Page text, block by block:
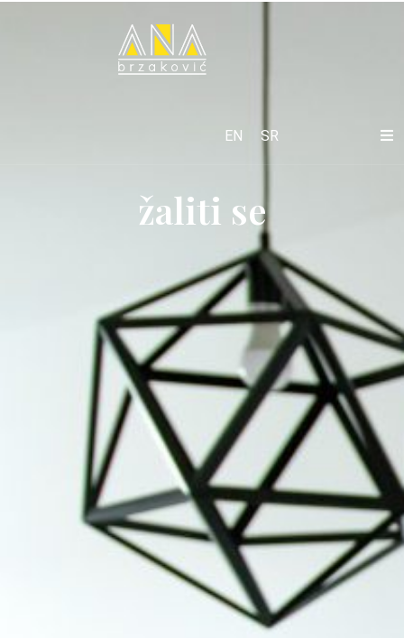
EN SR
žaliti se